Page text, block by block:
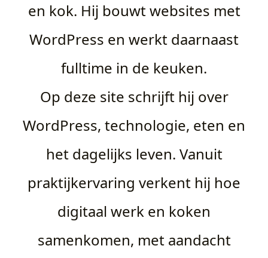
en kok. Hij bouwt websites met
WordPress en werkt daarnaast
fulltime in de keuken.
Op deze site schrijft hij over
WordPress, technologie, eten en
het dagelijks leven. Vanuit
praktijkervaring verkent hij hoe
digitaal werk en koken
samenkomen, met aandacht